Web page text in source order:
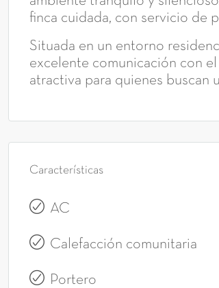
finca cuidada, con servicio de
Situada en un entorno
excelente comunicación con
atractiva para quienes buscan
Características
AC
Calefacción comunitaria
Portero